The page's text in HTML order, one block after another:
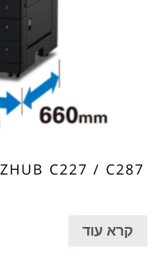
C227 / C287
קרא עוד